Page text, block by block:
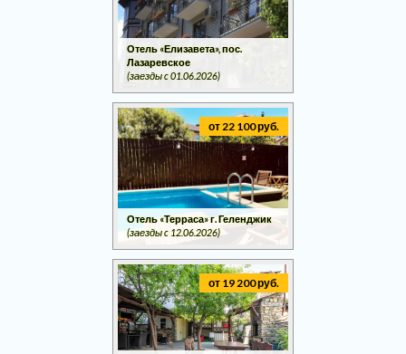
Отель «Елизавета», пос.
Лазаревское
(заезды c 01.06.2026)
от 22 100 руб.
Отель «Терраса» г. Геленджик
(заезды c 12.06.2026)
от 19 200 руб.